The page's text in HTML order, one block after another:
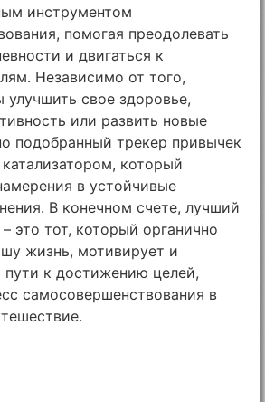
инструментом
помогая преодолевать
и двигаться к
Независимо от того,
улучшить свое здоровье,
или развить новые
подобранный трекер привычек
который
в устойчивые
В конечном счете, лучший
это тот, который органично
жизнь, мотивирует и
пути к достижению целей,
самосовершенствования в